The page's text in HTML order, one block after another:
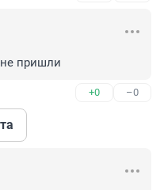
не пришли
+0 –0